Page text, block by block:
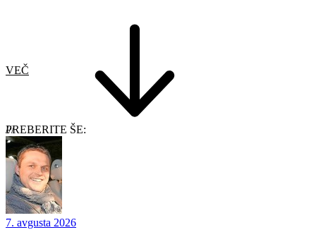
VEČ
PREBERITE ŠE:
7. avgusta 2026